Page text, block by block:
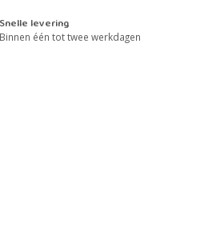
Snelle levering
Binnen één tot twee werkdagen